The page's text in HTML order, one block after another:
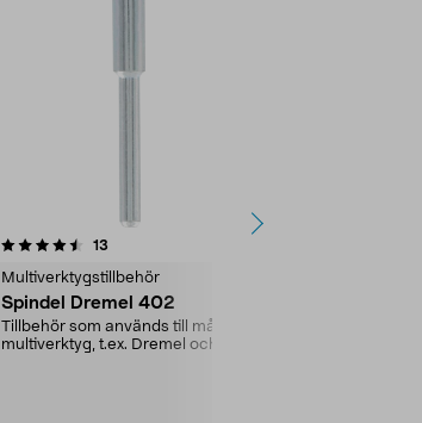
13
Multiverktygstillbehör
Spindel Dremel 402
Tillbehör som används till många
multiverktyg, t.ex. Dremel och